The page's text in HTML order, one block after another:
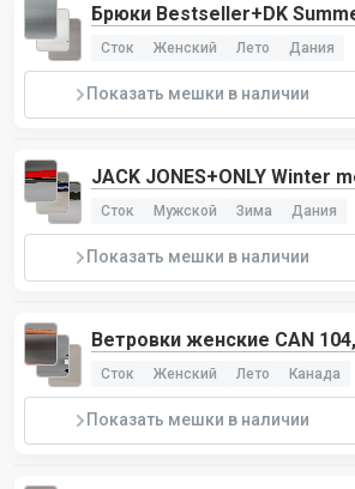
Брюки Bestseller+DK
Сток Женский Лето Дания
Показать мешки в наличии
JACK JONES+ONLY Winter
лотов
Сток Мужской Зима Дания
Показать мешки в наличии
Ветровки женские CAN
Сток Женский Лето Канада
Показать мешки в наличии